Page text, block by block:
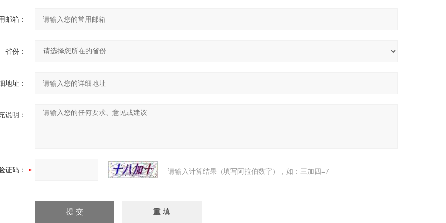
邮箱：
省份：
地址：
说明：
证码： 请输入计算结果（填写阿拉伯数字），如：三加四=7